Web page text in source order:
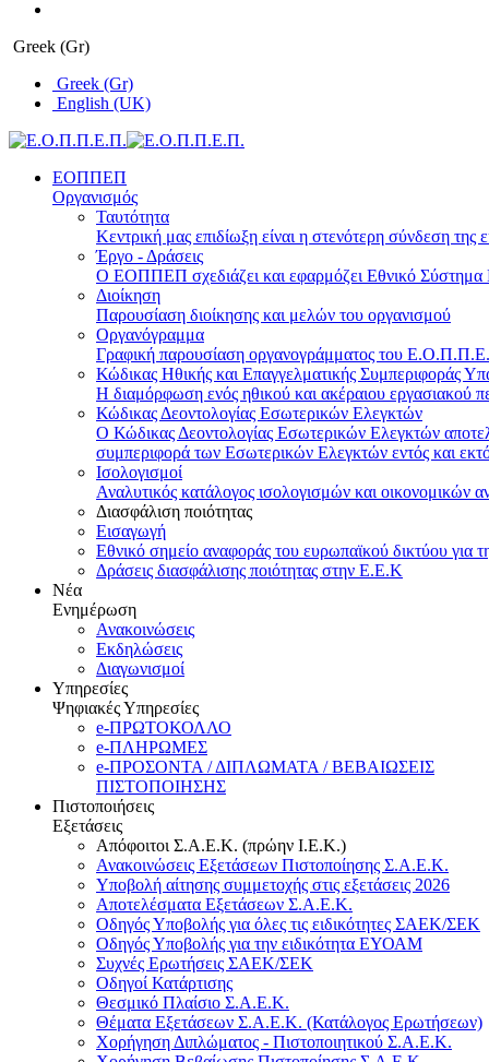
Greek (Gr)
Greek (Gr)
English (UK)
ΕΟΠΠΕΠ
Οργανισμός
Ταυτότητα
Κεντρική μας επιδίωξη είναι η στενότερη σύνδεση της
Έργο - Δράσεις
Ο ΕΟΠΠΕΠ σχεδιάζει και εφαρμόζει Eθνικό Σύστημα
Διοίκηση
Παρουσίαση διοίκησης και μελών του οργανισμού
Οργανόγραμμα
Γραφική παρουσίαση οργανογράμματος του
Κώδικας Ηθικής και Επαγγελματικής Συμπεριφοράς
Η διαμόρφωση ενός ηθικού και ακέραιου εργασιακού
Κώδικας Δεοντολογίας Εσωτερικών Ελεγκτών
Ο Κώδικας Δεοντολογίας Εσωτερικών Ελεγκτών
συμπεριφορά των Εσωτερικών Ελεγκτών εντός και
Ισολογισμοί
Αναλυτικός κατάλογος ισολογισμών και οικονομικών
Διασφάλιση ποιότητας
Εισαγωγή
Εθνικό σημείο αναφοράς του ευρωπαϊκού δικτύου για
Δράσεις διασφάλισης ποιότητας στην Ε.Ε.Κ
Νέα
Ενημέρωση
Ανακοινώσεις
Εκδηλώσεις
Διαγωνισμοί
Υπηρεσίες
Ψηφιακές Υπηρεσίες
e-ΠΡΩΤΟΚΟΛΛΟ
e-ΠΛΗΡΩΜΕΣ
e-ΠΡΟΣΟΝΤΑ / ΔΙΠΛΩΜΑΤΑ / ΒΕΒΑΙΩΣΕΙΣ
ΠΙΣΤΟΠΟΙΗΣΗΣ
Πιστοποιήσεις
Εξετάσεις
Απόφοιτοι Σ.Α.Ε.Κ. (πρώην Ι.Ε.Κ.)
Ανακοινώσεις Εξετάσεων Πιστοποίησης Σ.Α.Ε.Κ.
Υποβολή αίτησης συμμετοχής στις εξετάσεις 2026
Αποτελέσματα Εξετάσεων Σ.Α.Ε.Κ.
Οδηγός Υποβολής για όλες τις ειδικότητες ΣΑΕΚ/ΣΕΚ
Οδηγός Υποβολής για την ειδικότητα ΕΥΟΑΜ
Συχνές Ερωτήσεις ΣΑΕΚ/ΣΕΚ
Οδηγοί Κατάρτισης
Θεσμικό Πλαίσιο Σ.Α.Ε.Κ.
Θέματα Εξετάσεων Σ.Α.Ε.Κ. (Κατάλογος Ερωτήσεων)
Χορήγηση Διπλώματος - Πιστοποιητικού Σ.Α.Ε.Κ.